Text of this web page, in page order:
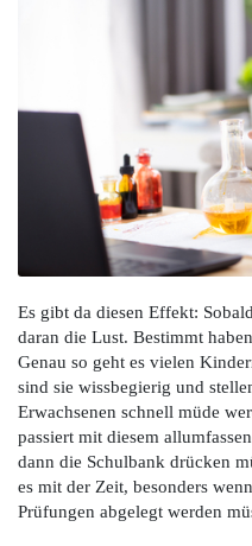
Es gibt da diesen Effekt:
daran die Lust. Bestimmt
Genau so geht es vielen
sind sie wissbegierig und
Erwachsenen schnell müde
passiert mit diesem
dann die Schulbank drücken
es mit der Zeit, besonders
Prüfungen abgelegt werden